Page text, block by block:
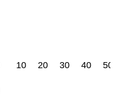
10 20 30 40 50